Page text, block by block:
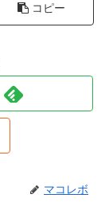
コピー
マコレボ